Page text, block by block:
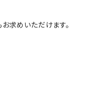
求めいただけます。